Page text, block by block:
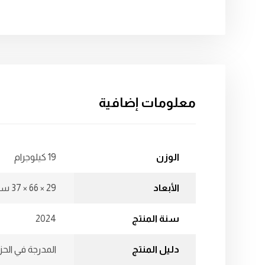
معلومات إضافية
الوزن 19 كيلوجرام
الأبعاد 29 × 66 × 37 سنتيميتر
سنة المنتج 2024
دليل المنتج المدرجة في